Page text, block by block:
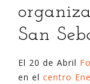
San
El 20 de Abril
en el centro